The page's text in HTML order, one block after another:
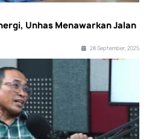
Unhas Menawarkan Jalan
28 September, 2025